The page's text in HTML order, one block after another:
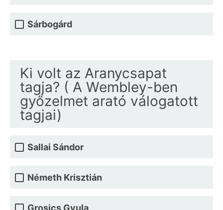
Sárbogárd
Ki volt az Aranycsapat
tagja? ( A Wembley-ben
győzelmet arató válogatott
tagjai)
Sallai Sándor
Németh Krisztián
Grosics Gyula